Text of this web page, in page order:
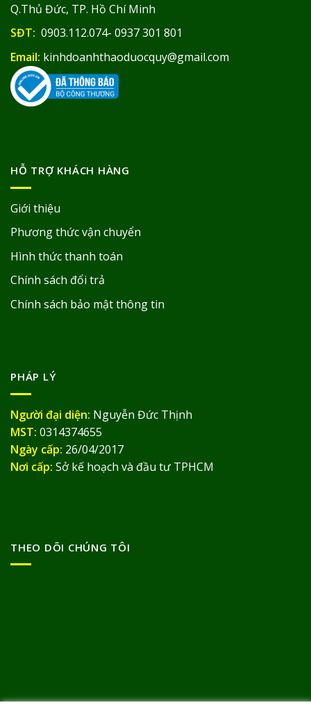
Q.Thủ Đức, TP. Hồ Chí Minh
SĐT: 0903.112.074- 0937 301 801
Email: kinhdoanhthaoduocquy@gmail.com
HỖ TRỢ KHÁCH HÀNG
Giới thiệu
Phương thức vận chuyển
Hình thức thanh toán
Chính sách đổi trả
Chính sách bảo mật thông tin
PHÁP LÝ
Người đại diện: Nguyễn Đức Thịnh
MST: 0314374655
Ngày cấp: 26/04/2017
Nơi cấp: Sở kế hoạch và đầu tư TPHCM
THEO DÕI CHÚNG TÔI